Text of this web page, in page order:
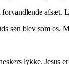
forvandlende afsæt.
søn blev som
lykke.